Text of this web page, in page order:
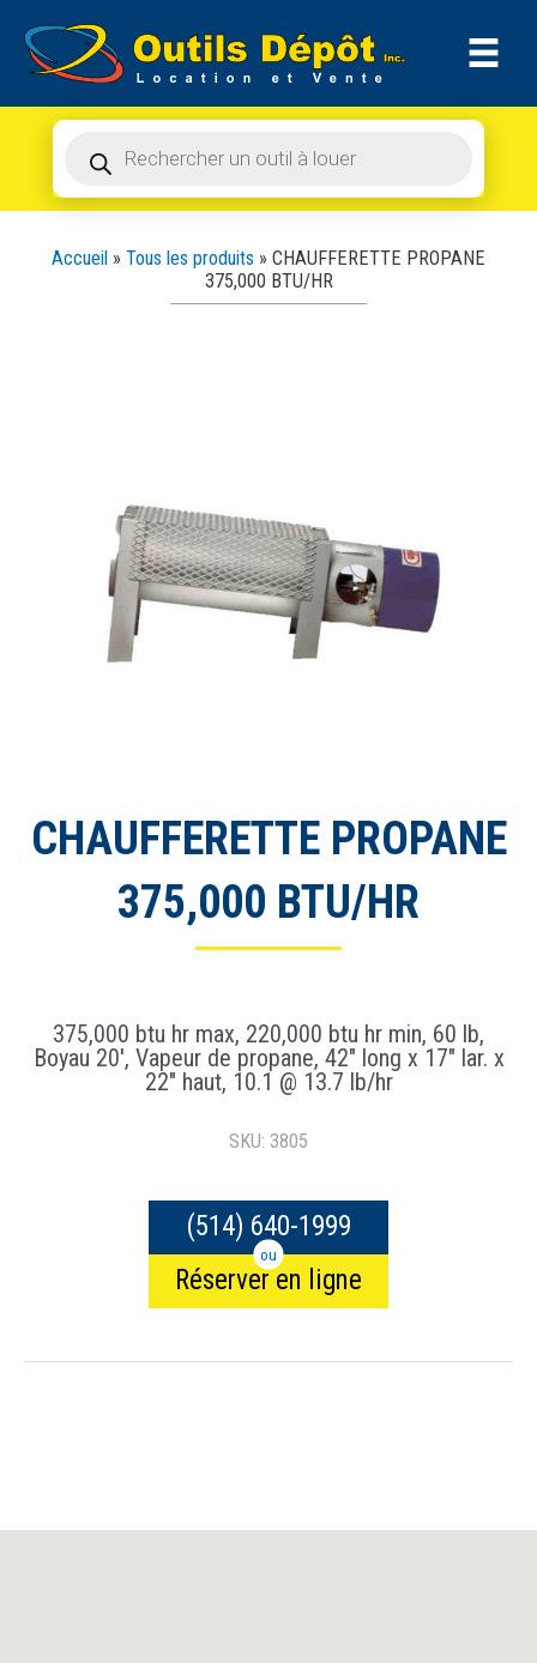
contenu
produits
de
produits
Accueil » Tous les produits » CHAUFFERETTE PROPANE
375,000 BTU/HR
CHAUFFERETTE PROPANE
375,000 BTU/HR
375,000 btu hr max, 220,000 btu hr min, 60 lb,
Boyau 20′, Vapeur de propane, 42″ long x 17″ lar. x
22″ haut, 10.1 @ 13.7 lb/hr
SKU: 3805
(514) 640-1999
ou
Réserver en ligne